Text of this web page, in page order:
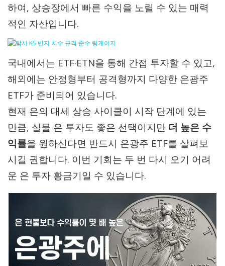
하여, 상승장에서 빠른 수익을 노릴 수 있는 매력
적인 자산입니다.
국내에서는 ETF·ETN을 통해 간접 투자할 수 있고,
해외에는 안정형부터 공격형까지 다양한 은광주
ETF가 준비되어 있습니다.
현재 은의 대세 상승 사이클이 시작 단계에 있는
만큼, 실물 은 투자도 좋은 선택이지만 더 높은 수
익률을 원하신다면 반드시 은광주 ETF를 살펴보
시길 권합니다. 이번 기회는 두 번 다시 오기 어려
운 은 투자 황금기일 수 있습니다.